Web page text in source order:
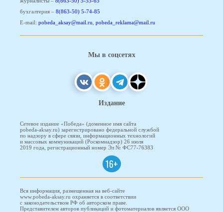
бухгалтерия – 8(863-50) 5-74-85
E-mail: pobeda_aksay@mail.ru pobeda_reklama@mail.ru
Мы в соцсетях
Издание
Сетевое издание «Победа» (доменное имя сайта
pobeda-aksay.ru) зарегистрировано федеральной службой
по надзору в сфере связи, информационных технологий
и массовых коммуникаций (Роскомнадзор) 26 июля
2019 года, регистрационный номер Эл № ФС77-76383
16+
Вся информация, размещенная на веб-сайте
www.pobeda-aksay.ru охраняется в соответствии
с законодательством РФ об авторском праве.
Представителем авторов публикаций и фотоматериалов является ООО